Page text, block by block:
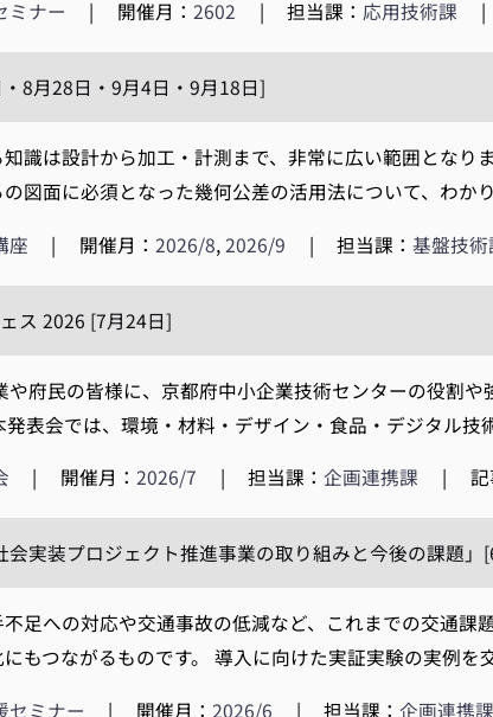
ミナー | 開催月：2602 | 担当課： 応用技術課 |
8月28日・9月4日・9月18日]
識は設計から加工・計測まで、非常に広い範囲とな
図面に必須となった幾何公差の活用法について、わ
座 | 開催月：2026/8,2026/9 | 担当課：基盤技術
ス 2026 [7月24日]
府民の皆様に、京都府中小企業技術センターの役割
発表会では、環境・材料・デザイン・食品・デジタル
| 開催月：2026/7 | 担当課：企画連携課 | 記
実装プロジェクト推進事業の取り組みと今後の課題」
足への対応や交通事故の低減など、これまでの交通課
もつながるものです。 導入に向けた実証実験の実例
セミナー | 開催月：2026/6 | 担当課：企画連携課